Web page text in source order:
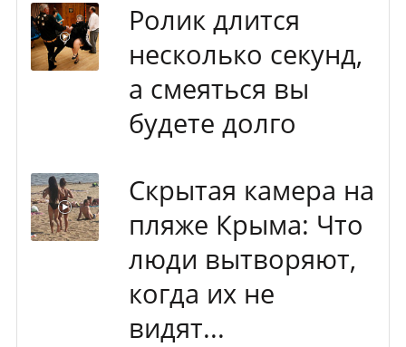
Ролик длится
несколько секунд,
а смеяться вы
будете долго
Скрытая камера на
пляже Крыма: Что
люди вытворяют,
когда их не
видят...